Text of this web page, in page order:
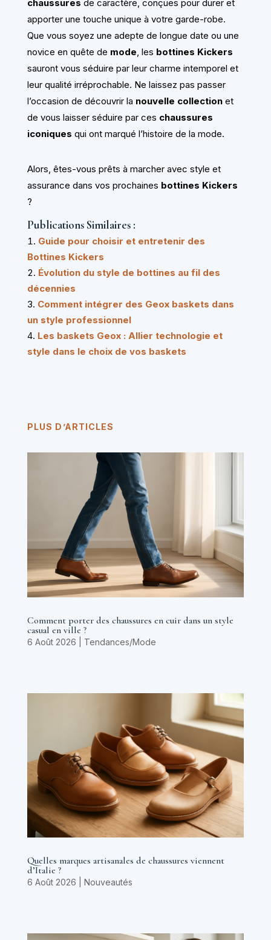
chaussures de caractère, conçues pour durer et
apporter une touche unique à votre garde-robe.
Que vous soyez une adepte de longue date ou une
novice en quête de mode , les bottines Kickers
sauront vous séduire par leur charme intemporel et
leur qualité irréprochable. Ne laissez pas passer
l’occasion de découvrir la nouvelle collectionet
de vous laisser séduire par ces chaussures
iconiques qui ont marqué l’histoire de la mode.
Alors, êtes-vous prêts à marcher avec style et
assurance dans vos prochaines bottines Kickers
?
Publications Similaires :
Guide pour choisir et entretenir des
Bottines Kickers
Évolution du style de bottines au fil des
décennies
Comment intégrer des Geox baskets dans
un style professionnel
Les baskets Geox : Allier technologie et
style dans le choix de vos baskets
PLUS D’ARTICLES
Comment porter des chaussures en cuir dans un style
casual en ville ?
6 Août 2026 Tendances/Mode
Quelles marques artisanales de chaussures viennent
d’Italie ?
6 Août 2026 Nouveautés